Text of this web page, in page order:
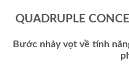
GW,
AW
số
QUADRUPLE
Bước nhảy vọt về tính